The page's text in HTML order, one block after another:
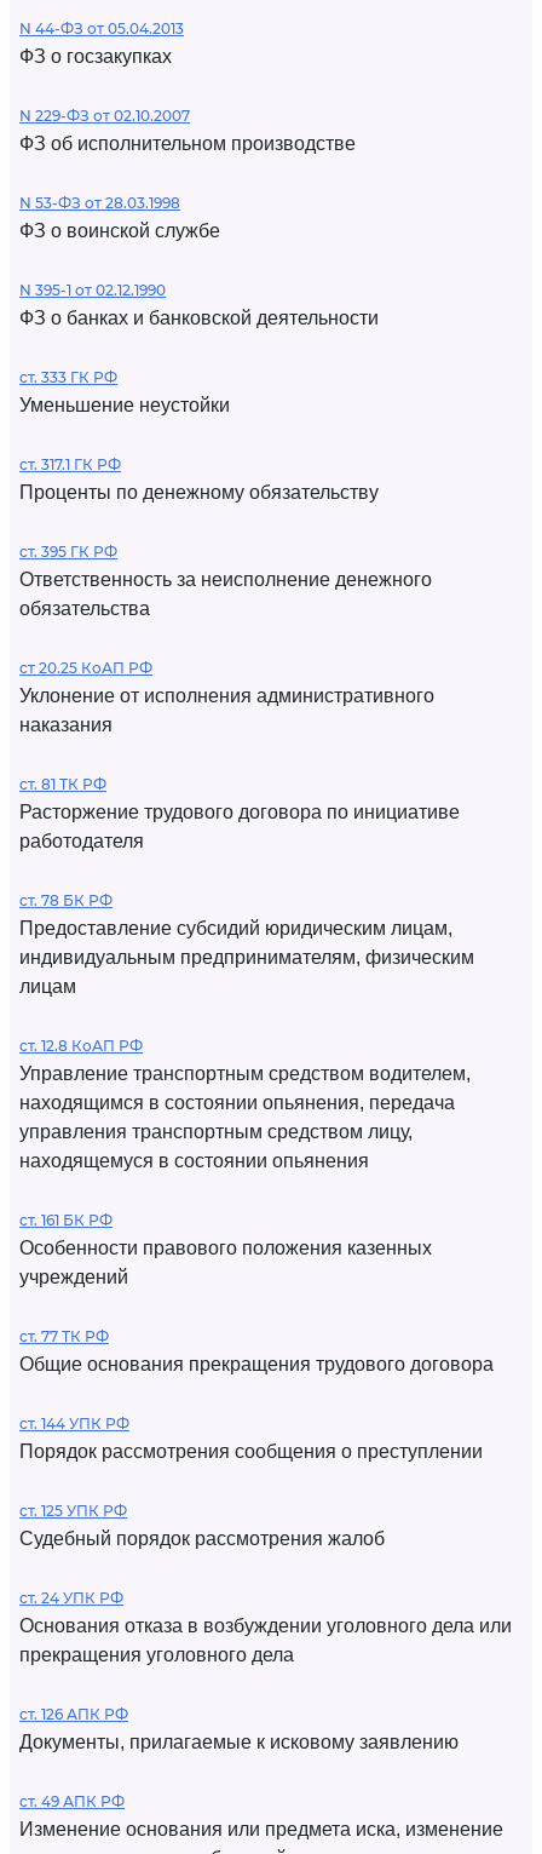
N 44-ФЗ от 05.04.2013
ФЗ о госзакупках
N 229-ФЗ от 02.10.2007
ФЗ об исполнительном производстве
N 53-ФЗ от 28.03.1998
ФЗ о воинской службе
N 395-1 от 02.12.1990
ФЗ о банках и банковской деятельности
ст. 333 ГК РФ
Уменьшение неустойки
ст. 317.1 ГК РФ
Проценты по денежному обязательству
ст. 395 ГК РФ
Ответственность за неисполнение денежного
обязательства
ст 20.25 КоАП РФ
Уклонение от исполнения административного
наказания
ст. 81 ТК РФ
Расторжение трудового договора по инициативе
работодателя
ст. 78 БК РФ
Предоставление субсидий юридическим лицам,
индивидуальным предпринимателям, физическим
лицам
ст. 12.8 КоАП РФ
Управление транспортным средством водителем,
находящимся в состоянии опьянения, передача
управления транспортным средством лицу,
находящемуся в состоянии опьянения
ст. 161 БК РФ
Особенности правового положения казенных
учреждений
ст. 77 ТК РФ
Общие основания прекращения трудового договора
ст. 144 УПК РФ
Порядок рассмотрения сообщения о преступлении
ст. 125 УПК РФ
Судебный порядок рассмотрения жалоб
ст. 24 УПК РФ
Основания отказа в возбуждении уголовного дела или
прекращения уголовного дела
ст. 126 АПК РФ
Документы, прилагаемые к исковому заявлению
ст. 49 АПК РФ
Изменение основания или предмета иска, изменение